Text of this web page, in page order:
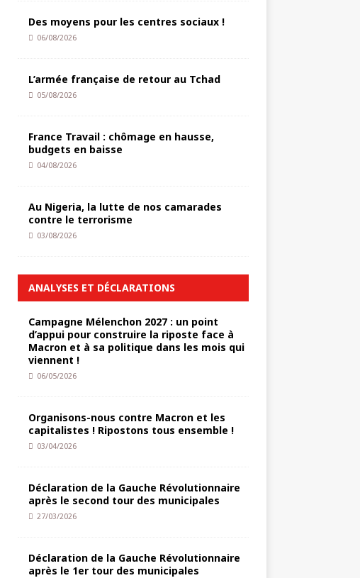
Des moyens pour les centres sociaux !
06/08/2026
L’armée française de retour au Tchad
05/08/2026
France Travail : chômage en hausse,
budgets en baisse
04/08/2026
Au Nigeria, la lutte de nos camarades
contre le terrorisme
03/08/2026
ANALYSES ET DÉCLARATIONS
Campagne Mélenchon 2027 : un point
d’appui pour construire la riposte face à
Macron et à sa politique dans les mois qui
viennent !
06/05/2026
Organisons-nous contre Macron et les
capitalistes ! Ripostons tous ensemble !
03/04/2026
Déclaration de la Gauche Révolutionnaire
après le second tour des municipales
27/03/2026
Déclaration de la Gauche Révolutionnaire
après le 1er tour des municipales